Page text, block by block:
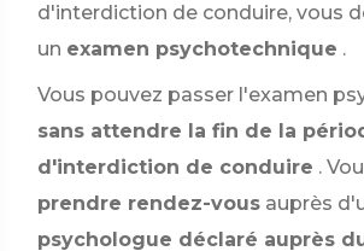
d'interdiction de conduire, vous
un examen psychotechnique .
Vous pouvez passer l'examen
sans attendre la fin de la
d'interdiction de conduire .
prendre rendez-vous auprès
psychologue déclaré auprès